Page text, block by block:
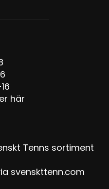
här
Tenns sortiment
svenskttenn.com